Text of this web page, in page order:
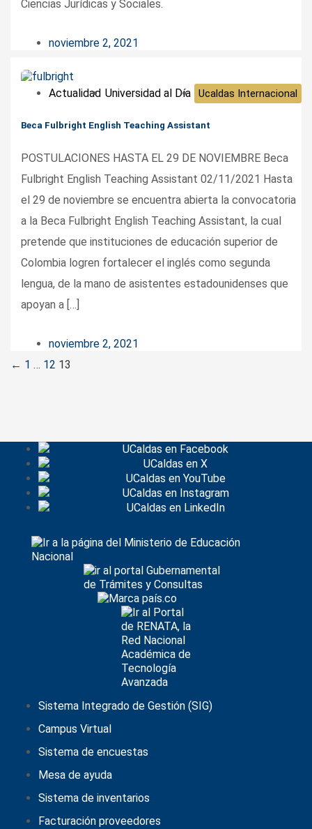
Ciencias Jurídicas y Sociales.
noviembre 2, 2021
Actualidad Universidad al Día Ucaldas Internacional
Beca Fulbright English Teaching Assistant
POSTULACIONES HASTA EL 29 DE NOVIEMBRE Beca
Fulbright English Teaching Assistant 02/11/2021 Hasta
el 29 de noviembre se encuentra abierta la convocatoria
a la Beca Fulbright English Teaching Assistant, la cual
pretende que instituciones de educación superior de
Colombia logren fortalecer el inglés como segunda
lengua, de la mano de asistentes estadounidenses que
apoyan a […]
noviembre 2, 2021
Posts
← 1 … 12 13
Sistema Integrado de Gestión (SIG)
Campus Virtual
Sistema de encuestas
Mesa de ayuda
Sistema de inventarios
Facturación proveedores